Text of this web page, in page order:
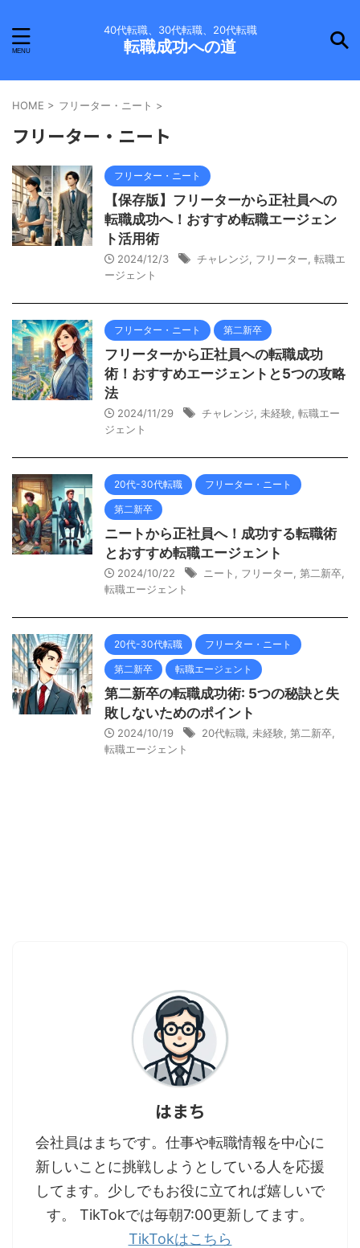
40代転職、30代転職、20代転職
転職成功への道
HOME > フリーター・ニート >
フリーター・ニート
フリーター・ニート
【保存版】フリーターから正社員への
転職成功へ！おすすめ転職エージェン
ト活用術
2024/12/3 チャレンジ フリーター 転職エ
ージェント
フリーター・ニート 第二新卒
フリーターから正社員への転職成功
術！おすすめエージェントと5つの攻略
法
2024/11/29 チャレンジ 未経験 転職エー
ジェント
20代-30代転職 フリーター・ニート
第二新卒
ニートから正社員へ！成功する転職術
とおすすめ転職エージェント
2024/10/22 ニート フリーター 第二新卒
転職エージェント
20代-30代転職 フリーター・ニート
第二新卒 転職エージェント
第二新卒の転職成功術: 5つの秘訣と失
敗しないためのポイント
2024/10/19 20代転職 未経験 第二新卒
転職エージェント
はまち
会社員はまちです。仕事や転職情報を中心に
新しいことに挑戦しようとしている人を応援
してます。少しでもお役に立てれば嬉しいで
す。 TikTokでは毎朝7:00更新してます。
TikTokはこちら